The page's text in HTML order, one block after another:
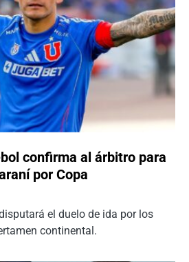
confirma al árbitro para
por Copa
el duelo de ida por los
continental.